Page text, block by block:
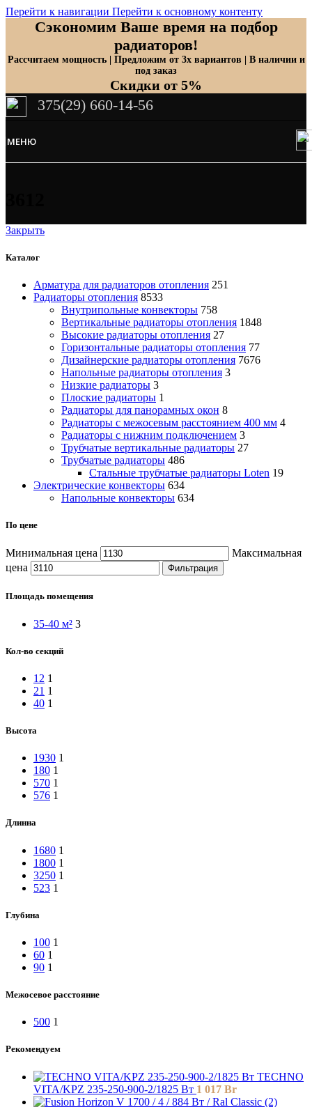
Перейти к навигации Перейти к основному контенту
Сэкономим Ваше время на подбор
радиаторов!
Рассчитаем мощность | Предложим от 3х вариантов | В наличии и
под заказ
Скидки от 5%
375(29) 660-14-56
МЕНЮ
Закрыть
Каталог
Арматура для радиаторов отопления 251
Радиаторы отопления 8533
Внутрипольные конвекторы 758
Вертикальные радиаторы отопления 1848
Высокие радиаторы отопления 27
Горизонтальные радиаторы отопления 77
Дизайнерские радиаторы отопления 7676
Напольные радиаторы отопления 3
Низкие радиаторы 3
Плоские радиаторы 1
Радиаторы для панорамных окон 8
Радиаторы с межосевым расстоянием 400 мм 4
Радиаторы с нижним подключением 3
Трубчатые вертикальные радиаторы 27
Трубчатые радиаторы 486
Cтальные трубчатые радиаторы Loten 19
Электрические конвекторы 634
Напольные конвекторы 634
По цене
Минимальная цена
Максимальная
цена
Фильтрация
Площадь помещения
35-40 м² 3
Кол-во секций
12 1
21 1
40 1
Высота
1930 1
180 1
570 1
576 1
Длинна
1680 1
1800 1
3250 1
523 1
Глубина
100 1
60 1
90 1
Межосевое расстояние
500 1
Рекомендуем
TECHNO
VITA/KPZ 235-250-900-2/1825 Вт 1 017 Br